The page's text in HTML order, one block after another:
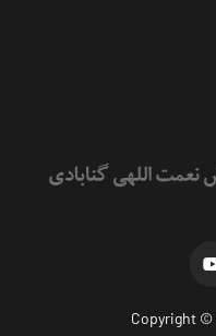
Copyright ©